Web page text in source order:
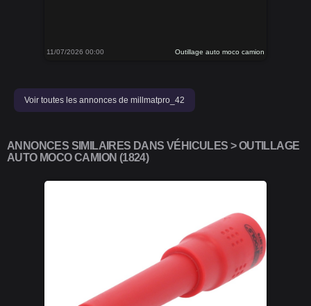
11/07/2026 00:00 Outillage auto moco camion
Voir toutes les annonces de millmatpro_42
ANNONCES SIMILAIRES DANS VÉHICULES > OUTILLAGE
AUTO MOCO CAMION (1824)